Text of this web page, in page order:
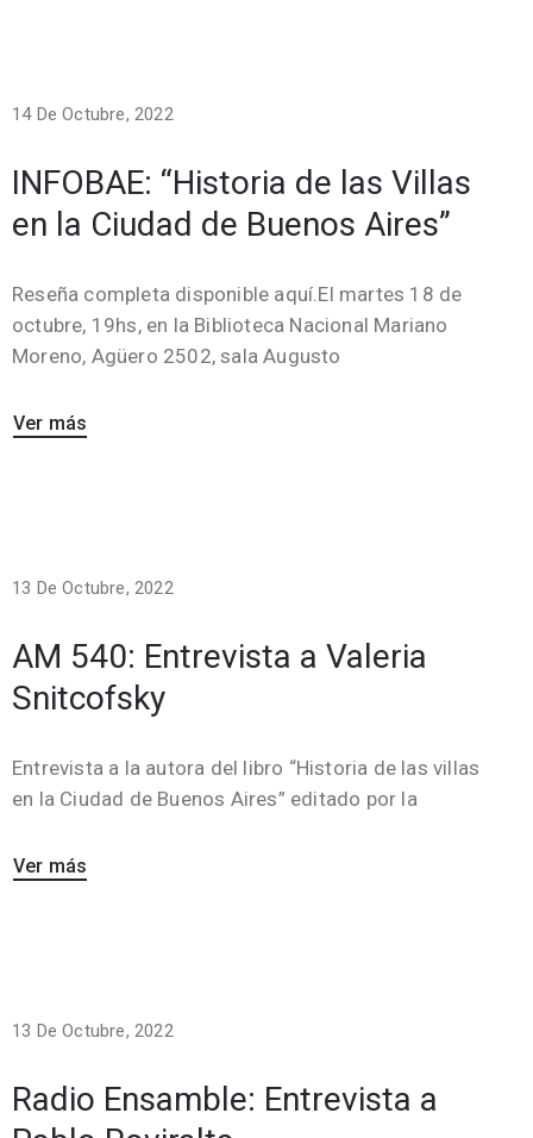
14 De Octubre, 2022
INFOBAE: “Historia de las Villas
en la Ciudad de Buenos Aires”
Reseña completa disponible aquí.El martes 18 de
octubre, 19hs, en la Biblioteca Nacional Mariano
Moreno, Agüero 2502, sala Augusto
Ver más
13 De Octubre, 2022
AM 540: Entrevista a Valeria
Snitcofsky
Entrevista a la autora del libro “Historia de las villas
en la Ciudad de Buenos Aires” editado por la
Ver más
13 De Octubre, 2022
Radio Ensamble: Entrevista a